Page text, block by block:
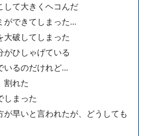
して大きくヘコんだ
ができてしまった…
大破してしまった
がひしゃげている
いるのだけれど…
割れた
しまった
が早いと言われたが、どうしても